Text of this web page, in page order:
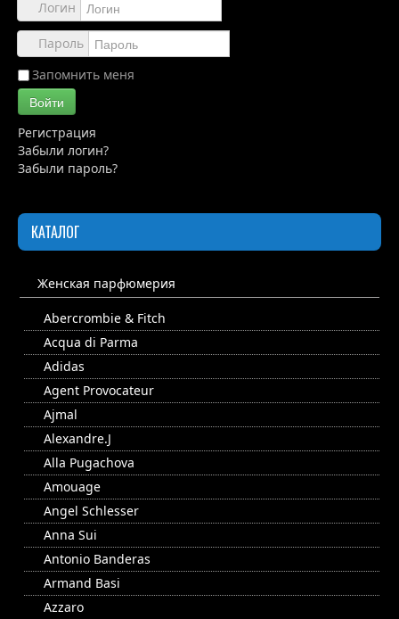
Каталог
Контакты
Логин
Пароль
Запомнить меня
Войти
Регистрация
Забыли логин?
Забыли пароль?
КАТАЛОГ
Женская парфюмерия
Abercrombie & Fitch
Acqua di Parma
Adidas
Agent Provocateur
Ajmal
Alexandre.J
Alla Pugachova
Amouage
Angel Schlesser
Anna Sui
Antonio Banderas
Armand Basi
Azzaro